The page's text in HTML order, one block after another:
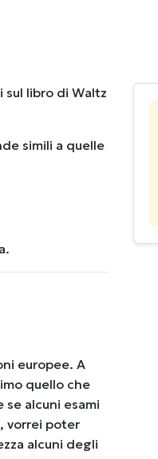
libro di Waltz
simili a quelle
europee. A
quello che
alcuni esami
vorrei poter
alcuni degli